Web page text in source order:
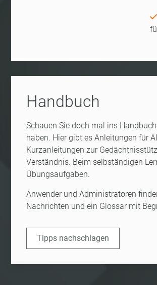
Handbuch
Schauen Sie doch mal ins
haben. Hier gibt es Anleitungen für
Kurzanleitungen zur
Verständnis. Beim selbständigen
Übungsaufgaben.
Anwender und Administratoren
Nachrichten und ein Glossar mit
Tipps nachschlagen